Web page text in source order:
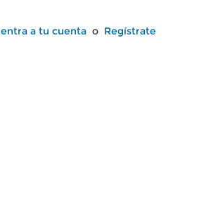
entra a tu cuenta o Regístrate